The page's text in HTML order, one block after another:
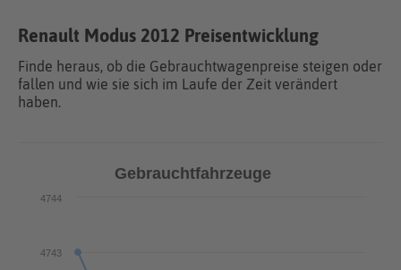
Renault Modus 2012 Preisentwicklung
Finde heraus, ob die Gebrauchtwagenpreise steigen oder
fallen und wie sie sich im Laufe der Zeit verändert
haben.
Gebrauchtfahrzeuge
4743
4744